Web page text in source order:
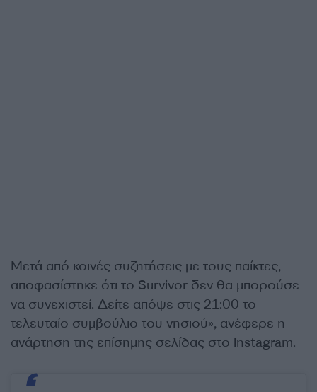
Μετά από κοινές συζητήσεις με τους παίκτες,
αποφασίστηκε ότι το Survivor δεν θα μπορούσε
να συνεχιστεί. Δείτε απόψε στις 21:00 το
τελευταίο συμβούλιο του νησιού», ανέφερε η
ανάρτηση της επίσημης σελίδας στο Instagram.